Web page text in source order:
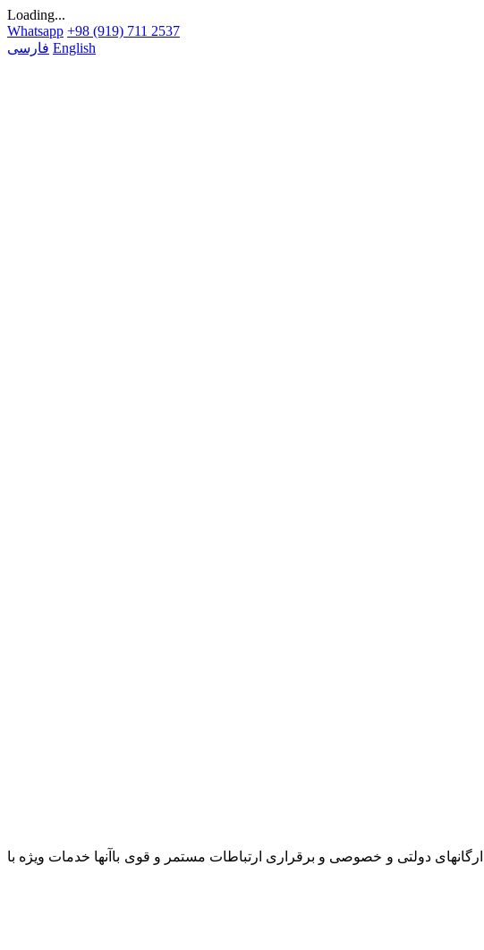
Loading...
Whatsapp +98 (919) 711 2537
فارسی English
ارگانهای دولتی و خصوصی و برقراری ارتباطات مستمر و قوی باآنها خدمات ویژه با